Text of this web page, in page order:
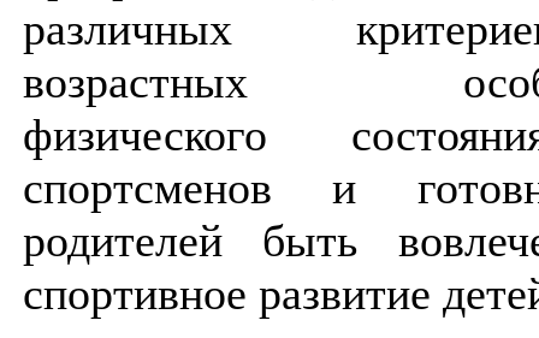
различных
возрастных
физического
спортсменов и
родителей быть
спортивное развитие